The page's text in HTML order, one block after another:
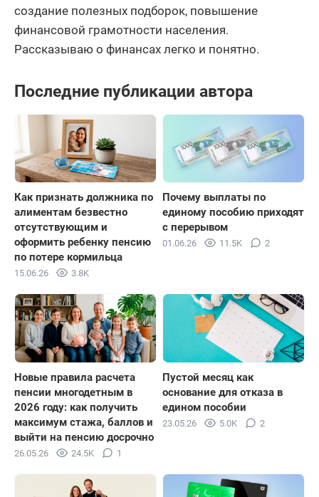
создание полезных подборок, повышение
финансовой грамотности населения.
Рассказываю о финансах легко и понятно.
Последние публикации автора
Как признать должника по
алиментам безвестно
отсутствующим и
оформить ребенку пенсию
по потере кормильца
15.06.26 3.8K
Почему выплаты по
единому пособию приходят
с перерывом
01.06.26 11.5K 2
Новые правила расчета
пенсии многодетным в
2026 году: как получить
максимум стажа, баллов и
выйти на пенсию досрочно
26.05.26 24.5K 1
Пустой месяц как
основание для отказа в
едином пособии
23.05.26 5.0K 2